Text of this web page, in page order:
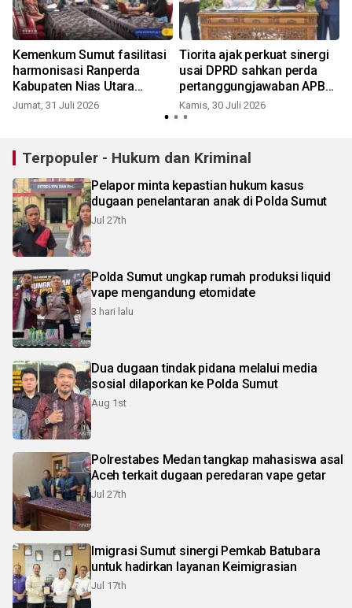
Kemenkum Sumut fasilitasi
harmonisasi Ranperda
Kabupaten Nias Utara
tentang kades
Jumat, 31 Juli 2026
Tiorita ajak perkuat sinergi
usai DPRD sahkan perda
pertanggungjawaban APBD
2025
Kamis, 30 Juli 2026
Terpopuler - Hukum dan Kriminal
Pelapor minta kepastian hukum kasus
dugaan penelantaran anak di Polda Sumut
Jul 27th
Polda Sumut ungkap rumah produksi liquid
vape mengandung etomidate
3 hari lalu
Dua dugaan tindak pidana melalui media
sosial dilaporkan ke Polda Sumut
Aug 1st
Polrestabes Medan tangkap mahasiswa asal
Aceh terkait dugaan peredaran vape getar
Jul 27th
Imigrasi Sumut sinergi Pemkab Batubara
untuk hadirkan layanan Keimigrasian
Jul 17th